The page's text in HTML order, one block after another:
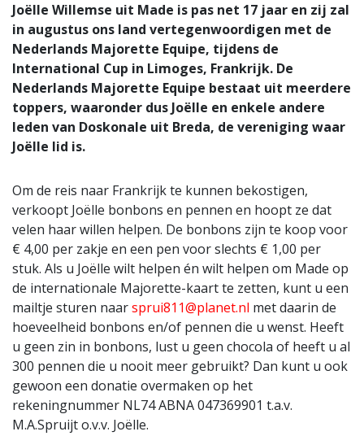
Joëlle Willemse uit Made is pas net 17 jaar en zij zal
in augustus ons land vertegenwoordigen met de
Nederlands Majorette Equipe, tijdens de
International Cup in Limoges, Frankrijk. De
Nederlands Majorette Equipe bestaat uit meerdere
toppers, waaronder dus Joëlle en enkele andere
leden van Doskonale uit Breda, de vereniging waar
Joëlle lid is.
Om de reis naar Frankrijk te kunnen bekostigen,
verkoopt Joëlle bonbons en pennen en hoopt ze dat
velen haar willen helpen. De bonbons zijn te koop voor
€ 4,00 per zakje en een pen voor slechts € 1,00 per
stuk. Als u Joëlle wilt helpen én wilt helpen om Made op
de internationale Majorette-kaart te zetten, kunt u een
mailtje sturen naarsprui811@planet.nl met daarin de
hoeveelheid bonbons en/of pennen die u wenst. Heeft
u geen zin in bonbons, lust u geen chocola of heeft u al
300 pennen die u nooit meer gebruikt? Dan kunt u ook
gewoon een donatie overmaken op het
rekeningnummer NL74 ABNA 047369901 t.a.v.
M.A.Spruijt o.v.v. Joëlle.